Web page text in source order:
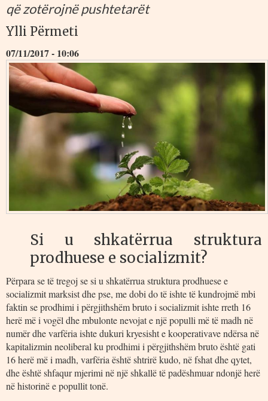
që zotërojnë pushtetarët
Ylli Përmeti
07/11/2017 - 10:06
Si u shkatërrua struktura
prodhuese e socializmit?
Përpara se të tregoj se si u shkatërrua struktura prodhuese e
socializmit marksist dhe pse, me dobi do të ishte të kundrojmë mbi
faktin se prodhimi i përgjithshëm bruto i socializmit ishte rreth 16
herë më i vogël dhe mbulonte nevojat e një populli më të madh në
numër dhe varfëria ishte dukuri kryesisht e kooperativave ndërsa në
kapitalizmin neoliberal ku prodhimi i përgjithshëm bruto është gati
16 herë më i madh, varfëria është shtrirë kudo, në fshat dhe qytet,
dhe është shfaqur mjerimi në një shkallë të padëshmuar ndonjë herë
në historinë e popullit tonë.